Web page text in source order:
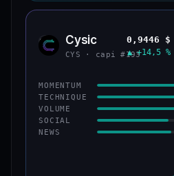
CAP. MARCHÉ
VAR. 7 J
VS ATH
−42,1 %
CONFIANCE
CYS Cysic
CYS · capi #193
0,9446 $
▲ +14,5 %
MOMENTUM
TECHNIQUE
VOLUME
SOCIAL
NEWS